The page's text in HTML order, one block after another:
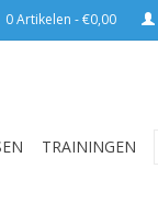
0 Artikelen - €0,00
TRAININGEN